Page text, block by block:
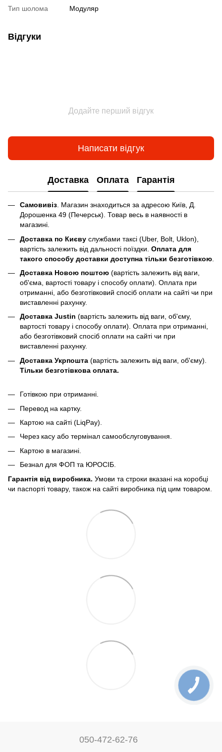
Тип шолома
Модуляр
Відгуки
Додайте перший відгук
Написати відгук
Доставка Оплата Гарантія
Самовивіз. Магазин знаходиться за адресою Київ, Д.
Дорошенка 49 (Печерськ). Товар весь в наявності в
магазині.
Доставка по Києву службами таксі (Uber, Bolt, Uklon),
вартість залежить від дальності поїздки. Оплата для
такого способу доставки доступна тільки безготівкою
Доставка Новою поштою (вартість залежить від ваги,
об'єма, вартості товару і способу оплати). Оплата при
отриманні, або безготівковий спосіб оплати на сайті чи при
виставленні рахунку.
Доставка Justin (вартість залежить від ваги, об'єму,
вартості товару і способу оплати). Оплата при отриманні,
або безготівковий спосіб оплати на сайті чи при
виставленні рахунку.
Доставка Укрпошта (вартість залежить від ваги, об'єму).
Тільки безготівкова оплата.
Готівкою при отриманні.
Перевод на картку.
Картою на сайті (LiqPay).
Через касу або термінал самообслуговування.
Картою в магазині.
Безнал для ФОП та ЮРОСІБ.
Гарантія від виробника. Умови та строки вказані на коробці
чи паспорті товару, також на сайті виробника під цим товаром.
050-472-62-76